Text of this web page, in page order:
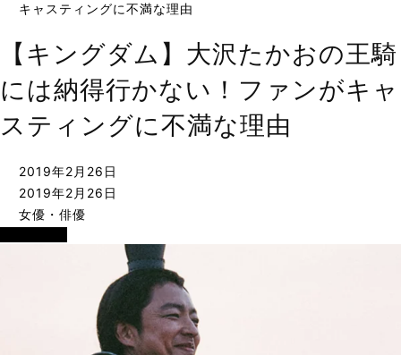
キャスティングに不満な理由
【キングダム】大沢たかおの王騎
には納得行かない！ファンがキャ
スティングに不満な理由
2019年2月26日
2019年2月26日
女優・俳優